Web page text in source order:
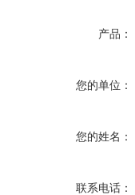
产品：
您的单位：
您的姓名：
联系电话：